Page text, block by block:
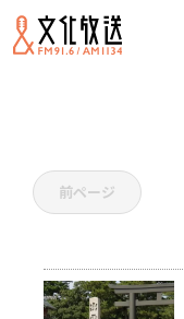
前ページ